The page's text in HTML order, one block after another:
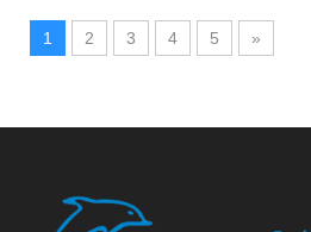
1 2 3 4 5 »